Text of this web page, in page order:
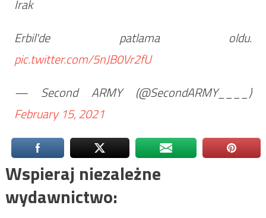
Irak
Erbil'de patlama oldu.
pic.twitter.com/5nJB0Vr2fU
— Second ARMY (@SecondARMY____)
February 15, 2021
Wspieraj niezależne
wydawnictwo: